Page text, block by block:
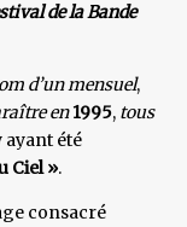
de la Bande
d’un mensuel,
en1995, tous
ayant été
Ciel ».
consacré